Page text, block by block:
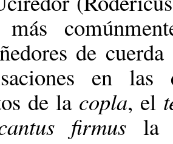
más
de
en
de la copla, el
firmus la